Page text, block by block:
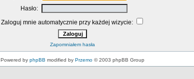
Hasło:
Zaloguj mnie automatycznie przy każdej wizycie:
Zapomniałem hasła
Powered by phpBB modified by Przemo © 2003 phpBB Group